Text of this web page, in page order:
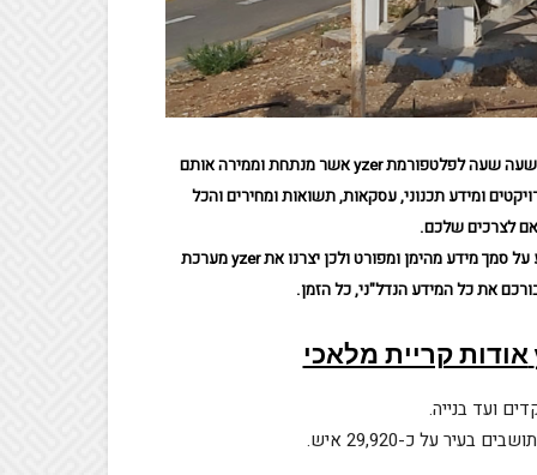
מיליוני גלישות וחיפושים המבוצעים באתר יד2 נאספים און ליין יום יום ושעה שעה לפלטפורמת yzer אשר מנתחת וממירה אותם
ומידע תכנוני, עסקאות, תשואות ומחירים והכל
לצרכים שלכם.
אנחנו ב yzer יודעים שהחלטות חכמות וזיהוי הזדמנויות יכולים להתבצע על סמך מידע מהימן ומפורט ולכן יצרנו את yzer מערכת
את כל המידע הנדל"ני, כל הזמן.
אודות קריית מלאכי
ועד בנייה.